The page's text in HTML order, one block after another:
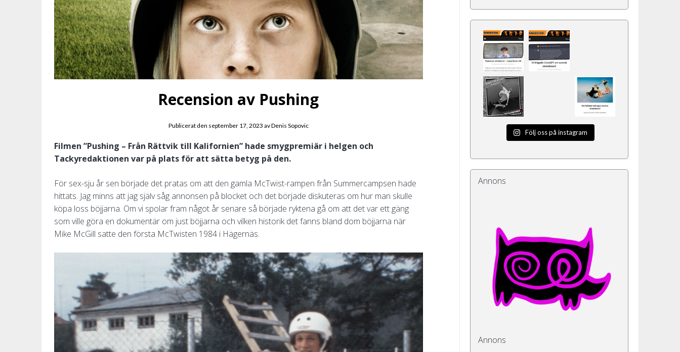
Recension av Pushing
Publicerat den september 17, 2023 avDenis Sopovic
Filmen ”Pushing – Från Rättvik till Kalifornien” hade smygpremiär i helgen och
Tackyredaktionen var på plats för att sätta betyg på den.
För sex-sju år sen började det pratas om att den gamla McTwist-rampen från Summercampsen hade
hittats. Jag minns att jag själv såg annonsen på blocket och det började diskuteras om hur man skulle
köpa loss böjjarna. Om vi spolar fram något år senare så började ryktena gå om att det var ett gäng
som ville göra en dokumentär om just böjjarna och vilken historik det fanns bland dom böjjarna när
Mike McGill satte den första McTwisten 1984 i Hägernäs.
Följ oss på instagram
Annons
Annons